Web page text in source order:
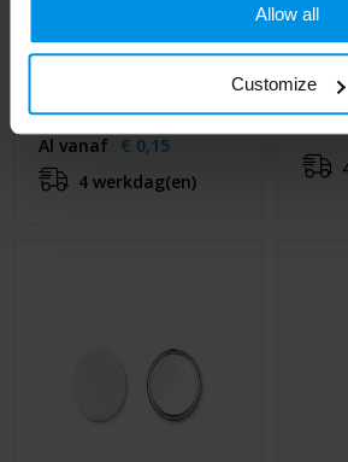
Allow all
Customize
Al vanaf € 0,15
4 werkdag(en)
PIN
Al